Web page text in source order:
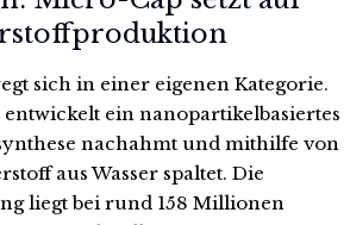
sich in einer eigenen Kategorie.
ein nanopartikelbasiertes
nachahmt und mithilfe von
aus Wasser spaltet. Die
liegt bei rund 158 Millionen